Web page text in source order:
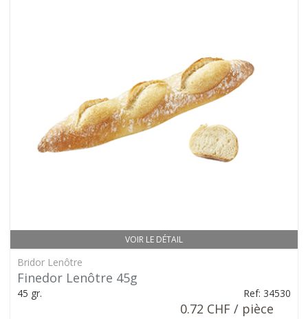
VOIR LE DÉTAIL
Bridor Lenôtre
Finedor Lenôtre 45g
45 gr. Ref: 34530
0.72 CHF / pièce